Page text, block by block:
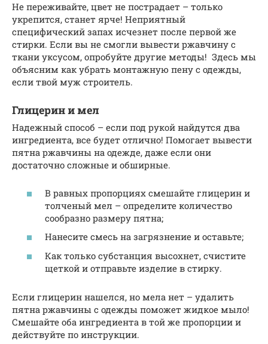
Не переживайте, цвет не пострадает – только
укрепится, станет ярче! Неприятный
специфический запах исчезнет после первой же
стирки. Если вы не смогли вывести ржавчину с
ткани уксусом, опробуйте другие методы! Здесь мы
объясним как убрать монтажную пену с одежды,
если твой муж строитель.
Глицерин и мел
Надежный способ – если под рукой найдутся два
ингредиента, все будет отлично! Помогает вывести
пятна ржавчины на одежде, даже если они
достаточно сложные и обширные.
В равных пропорциях смешайте глицерин и
толченый мел – определите количество
сообразно размеру пятна;
Нанесите смесь на загрязнение и оставьте;
Как только субстанция высохнет, счистите
щеткой и отправьте изделие в стирку.
Если глицерин нашелся, но мела нет – удалить
пятна ржавчины с одежды поможет жидкое мыло!
Смешайте оба ингредиента в той же пропорции и
действуйте по инструкции.